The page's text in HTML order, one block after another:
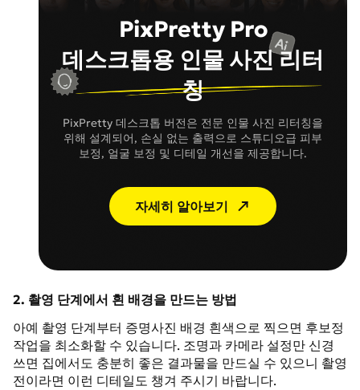
PixPretty Pro
데스크톱용 인물 사진 리터
칭
PixPretty 데스크톱 버전은 전문 인물 사진 리터칭을
위해 설계되어, 손실 없는 출력으로 스튜디오급 피부
보정, 얼굴 보정 및 디테일 개선을 제공합니다.
자세히 알아보기
2. 촬영 단계에서 흰 배경을 만드는 방법
아예 촬영 단계부터 증명사진 배경 흰색으로 찍으면 후보정
작업을 최소화할 수 있습니다. 조명과 카메라 설정만 신경
쓰면 집에서도 충분히 좋은 결과물을 만드실 수 있으니 촬영
전이라면 이런 디테일도 챙겨 주시기 바랍니다.